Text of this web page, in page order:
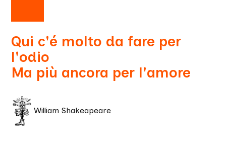
Qui c'é molto da fare per
l'odio
Ma più ancora per l'amore
William Shakeapeare